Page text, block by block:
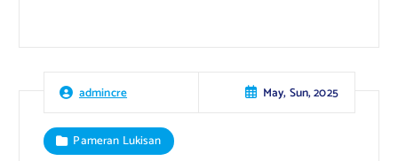
admincre May, Sun, 2025
Pameran Lukisan